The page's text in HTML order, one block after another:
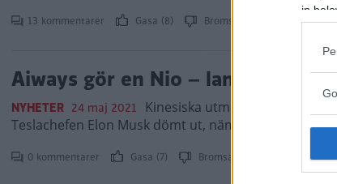
in
13 kommentarer Gasa (8) Bromsa (14)
Aiways gör en Nio – lanserar
NYHETER 24 maj 2021 Kinesiska utmanaren Aiways
Teslachefen Elon Musk dömt ut, nämligen batteribyte
0 kommentarer Gasa (7) Bromsa (6)